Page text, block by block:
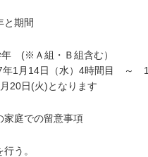
と期間
(※Ａ組・Ｂ組含む）
1月14日（水）4時間目 ～ 1
20日(火)となります
家庭での留意事項
う。